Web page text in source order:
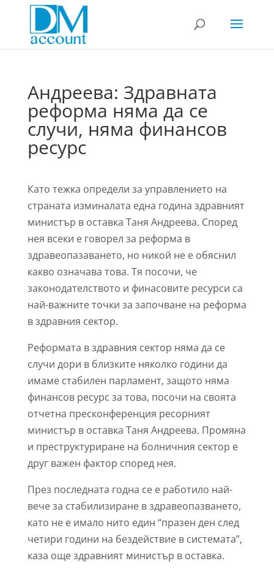
Андреева: Здравната
реформа няма да се
случи, няма финансов
ресурс
Като тежка определи за управлението на
страната изминалата една година здравният
министър в оставка Таня Андреева. Според
нея всеки е говорел за реформа в
здравеопазаването, но никой не е обяснил
какво означава това. Тя посочи, че
законодателството и финасовите ресурси са
най-важните точки за започване на реформа
в здравния сектор.
Реформата в здравния сектор няма да се
случи дори в близките няколко години да
имаме стабилен парламент, защото няма
финансов ресурс за това, посочи на своята
отчетна пресконференция ресорният
министър в оставка Таня Андреева. Промяна
и преструктуриране на болничния сектор е
друг важен фактор според нея.
През последната годна се е работило най-
вече за стабилизиране в здравеопазването,
като не е имало нито един “празен ден след
четири години на бездействие в системата”,
каза още здравният министър в оставка.